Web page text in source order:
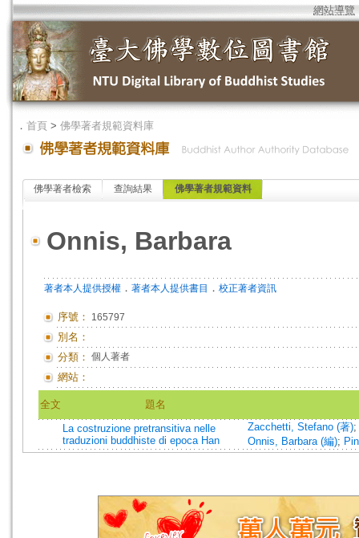
網站導覽
． 首頁 > 佛學著者規範資料庫
佛學著者檢索 查詢結果 佛學著者規範資料
Onnis, Barbara
著者本人提供授權 ． 著者本人提供書目 ． 校正著者資訊
序號： 165797
別名：
分類： 個人著者
網站：
全文 題名
La costruzione pretransitiva nelle
traduzioni buddhiste di epoca Han
Zacchetti, Stefano (著);
Onnis, Barbara (編);